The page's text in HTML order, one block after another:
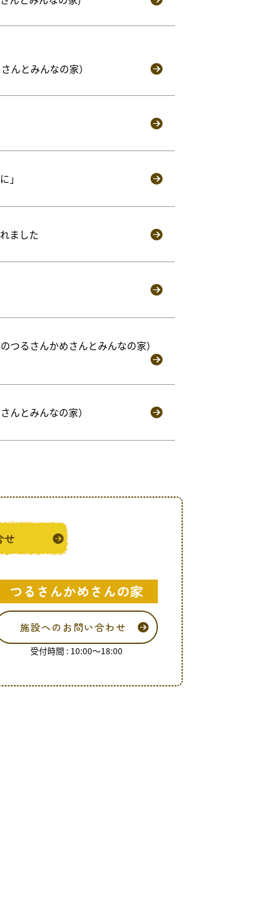
んとみんなの家）
」
ました
つるさんかめさんとみんなの家）
んとみんなの家）
せ
つるさんかめさんの家
施設へのお問い合わせ
受付時間 : 10:00～18:00